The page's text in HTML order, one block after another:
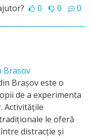
0 0 0
Brasov
Brașov este o
de a experimenta
Activitățile
le oferă
distracție și